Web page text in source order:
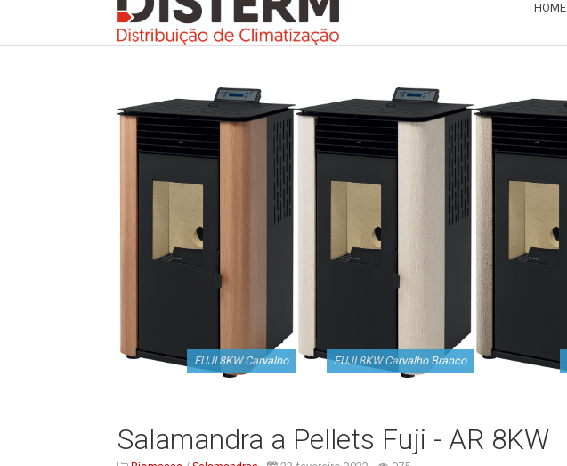
HOME
FUJI 8KW Carvalho FUJI 8KW Carvalho Branco
Salamandra a Pellets Fuji - AR 8KW